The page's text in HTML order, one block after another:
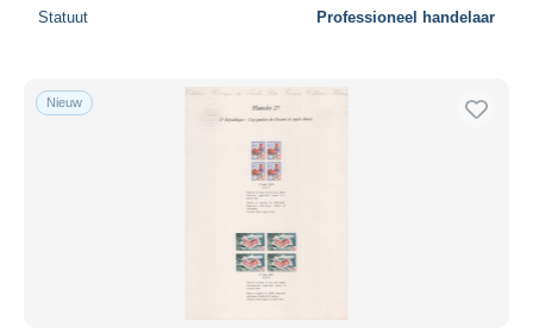
Statuut Professioneel handelaar
Nieuw